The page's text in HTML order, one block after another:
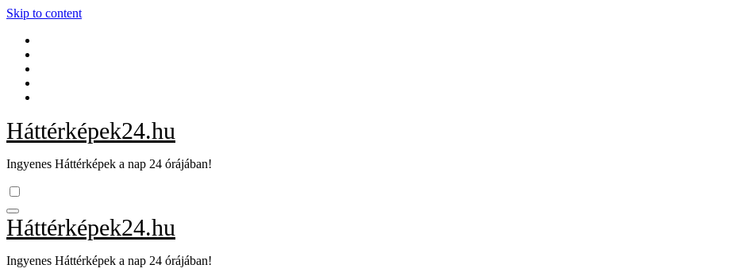
Skip to content
Háttérképek24.hu
Ingyenes Háttérképek a nap 24 órájában!
Háttérképek24.hu
Ingyenes Háttérképek a nap 24 órájában!